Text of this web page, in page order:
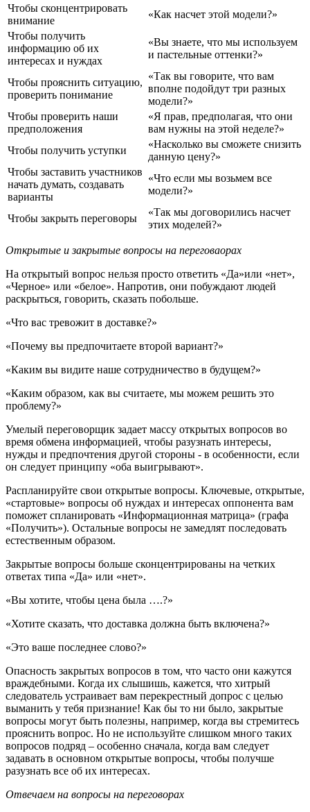
Чтобы сконцентрировать
внимание
«Как насчет этой модели?»
Чтобы получить
информацию об их
интересах и нуждах
«Вы знаете, что мы используем
и пастельные оттенки?»
Чтобы прояснить ситуацию,
проверить понимание
«Так вы говорите, что вам
вполне подойдут три разных
модели?»
Чтобы проверить наши
предположения
«Я прав, предполагая, что они
вам нужны на этой неделе?»
Чтобы получить уступки
«Насколько вы сможете снизить
данную цену?»
Чтобы заставить участников
начать думать, создавать
варианты
«Что если мы возьмем все
модели?»
Чтобы закрыть переговоры
«Так мы договорились насчет
этих моделей?»
Открытые и закрытые вопросы на переговаорах
На открытый вопрос нельзя просто ответить «Да»или «нет»,
«Черное» или «белое». Напротив, они побуждают людей
раскрыться, говорить, сказать побольше.
«Что вас тревожит в доставке?»
«Почему вы предпочитаете второй вариант?»
«Каким вы видите наше сотрудничество в будущем?»
«Каким образом, как вы считаете, мы можем решить это
проблему?»
Умелый переговорщик задает массу открытых вопросов во
время обмена информацией, чтобы разузнать интересы,
нужды и предпочтения другой стороны - в особенности, если
он следует принципу «оба выигрывают».
Распланируйте свои открытые вопросы. Ключевые, открытые,
«стартовые» вопросы об нуждах и интересах оппонента вам
поможет спланировать «Информационная матрица» (графа
«Получить»). Остальные вопросы не замедлят последовать
естественным образом.
Закрытые вопросы больше сконцентрированы на четких
ответах типа «Да» или «нет».
«Вы хотите, чтобы цена была ….?»
«Хотите сказать, что доставка должна быть включена?»
«Это ваше последнее слово?»
Опасность закрытых вопросов в том, что часто они кажутся
враждебными. Когда их слышишь, кажется, что хитрый
следователь устраивает вам перекрестный допрос с целью
выманить у тебя признание! Как бы то ни было, закрытые
вопросы могут быть полезны, например, когда вы стремитесь
прояснить вопрос. Но не используйте слишком много таких
вопросов подряд – особенно сначала, когда вам следует
задавать в основном открытые вопросы, чтобы получше
разузнать все об их интересах.
Отвечаем на вопросы на переговорах